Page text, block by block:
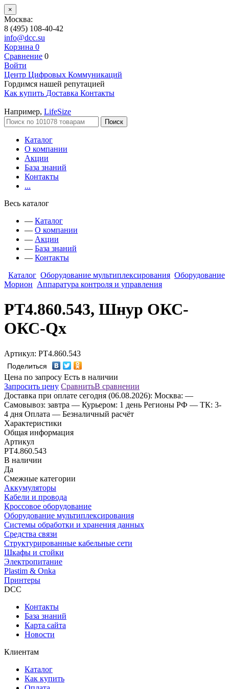
×
Москва:
8 (495) 108-40-42
info@dcc.su
Корзина 0
Сравнение 0
Войти
Центр Цифровых Коммуникаций
Гордимся нашей репутацией
Как купить Доставка Контакты
Например, LifeSize
Поиск
Каталог
О компании
Акции
База знаний
Контакты
...
Весь каталог
— Каталог
— О компании
— Акции
— База знаний
— Контакты
Каталог Оборудование мультиплексирования Оборудование
Морион Аппаратура контроля и управления
РТ4.860.543, Шнур ОКС-
ОКС-Qx
Артикул: РТ4.860.543
Поделиться
Цена по запросу Есть в наличии
Запросить цену СравнитьВ сравнении
Доставка при оплате сегодня (06.08.2026): Москва: —
Самовывоз: завтра — Курьером: 1 день Регионы РФ — ТК: 3-
4 дня Оплата — Безналичный расчёт
Характеристики
Общая информация
Артикул
РТ4.860.543
В наличии
Да
Смежные категории
Аккумуляторы
Кабели и провода
Кроссовое оборудование
Оборудование мультиплексирования
Системы обработки и хранения данных
Средства связи
Структурированные кабельные сети
Шкафы и стойки
Электропитание
Plastim & Onka
Принтеры
DCC
Контакты
База знаний
Карта сайта
Новости
Клиентам
Каталог
Как купить